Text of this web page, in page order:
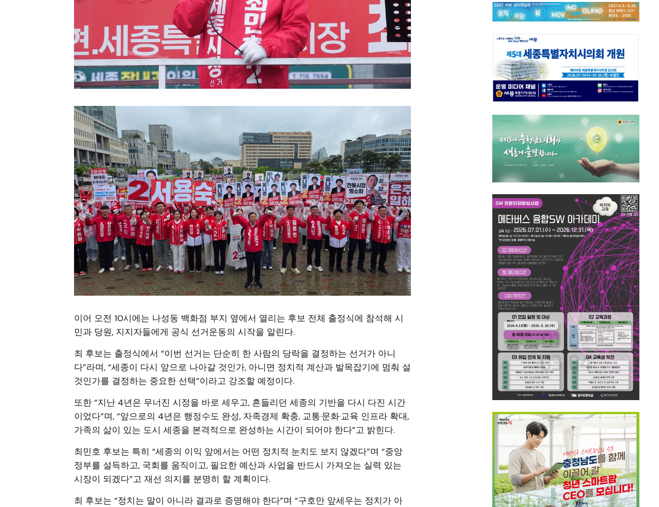
이어 오전 10시에는 나성동 백화점 부지 옆에서 열리는 후보 전체 출정식에 참석해 시
민과 당원, 지지자들에게 공식 선거운동의 시작을 알린다.
최 후보는 출정식에서 “이번 선거는 단순히 한 사람의 당락을 결정하는 선거가 아니
다”라며, “세종이 다시 앞으로 나아갈 것인가, 아니면 정치적 계산과 발목잡기에 멈춰 설
것인가를 결정하는 중요한 선택”이라고 강조할 예정이다.
또한 “지난 4년은 무너진 시정을 바로 세우고, 흔들리던 세종의 기반을 다시 다진 시간
이었다”며, “앞으로의 4년은 행정수도 완성, 자족경제 확충, 교통·문화·교육 인프라 확대,
가족의 삶이 있는 도시 세종을 본격적으로 완성하는 시간이 되어야 한다”고 밝힌다.
최민호 후보는 특히 “세종의 이익 앞에서는 어떤 정치적 눈치도 보지 않겠다”며 “중앙
정부를 설득하고, 국회를 움직이고, 필요한 예산과 사업을 반드시 가져오는 실력 있는
시장이 되겠다”고 재선 의지를 분명히 할 계획이다.
최 후보는 “정치는 말이 아니라 결과로 증명해야 한다”며 “구호만 앞세우는 정치가 아